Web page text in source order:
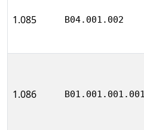
1.085 B04.001.002
1.086 B01.001.001.001